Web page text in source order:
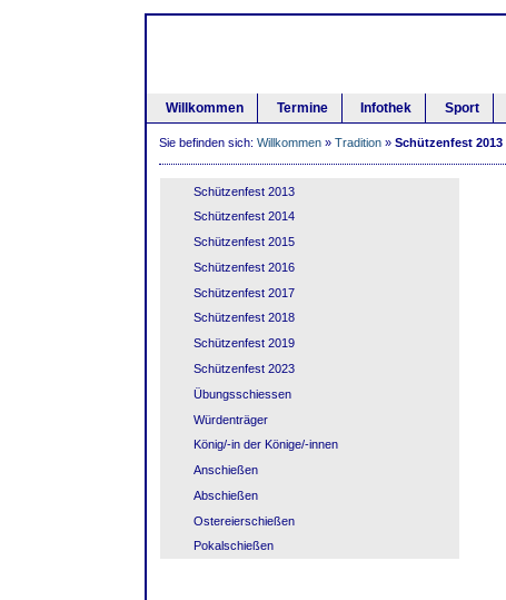
Willkommen Termine Infothek Sport
Sie befinden sich: Willkommen» Tradition» Schützenfest 2013
Schützenfest 2013
Schützenfest 2014
Schützenfest 2015
Schützenfest 2016
Schützenfest 2017
Schützenfest 2018
Schützenfest 2019
Schützenfest 2023
Übungsschiessen
Würdenträger
König/-in der Könige/-innen
Anschießen
Abschießen
Ostereierschießen
Pokalschießen